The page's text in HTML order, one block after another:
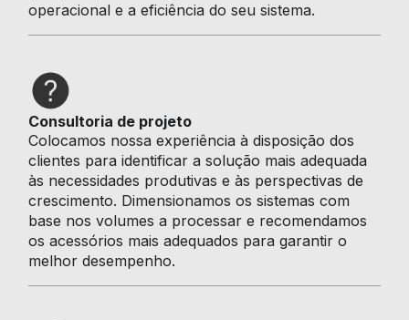
operacional e a eficiência do seu sistema.
Consultoria de projeto
Colocamos nossa experiência à disposição dos
clientes para identificar a solução mais adequada
às necessidades produtivas e às perspectivas de
crescimento. Dimensionamos os sistemas com
base nos volumes a processar e recomendamos
os acessórios mais adequados para garantir o
melhor desempenho.